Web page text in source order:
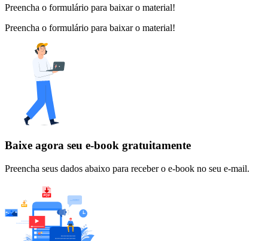
Preencha o formulário para baixar o material!
Preencha o formulário para baixar o material!
Baixe agora seu e-book gratuitamente
Preencha seus dados abaixo para receber o e-book no seu e-mail.